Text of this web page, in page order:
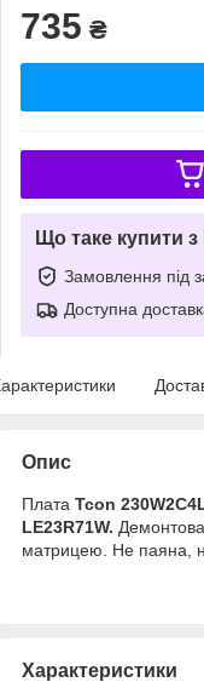
735 ₴
Що таке купити
Замовлення під
Доступна
Опис
Плата Tcon
LE23R71W.
матрицею. Не паяна,
Характеристики